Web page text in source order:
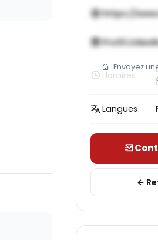
https://
Profil
Envoyez
Horaires
Langues